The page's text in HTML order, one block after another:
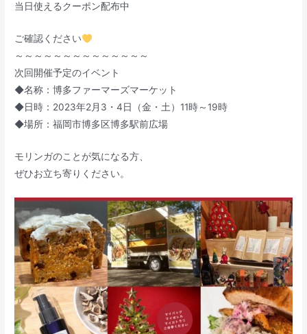
当日使えるクーポン配布中
⁡ご確認ください
～～～～～～～～～～～～～～
次回開催予定のイベント
◆名称：博多ファーマーズマーケット
◆日時：2023年2月3・4日（金・土）11時～19時
◆場所：福岡市博多区博多駅前広場
⁡モリンガのことが気になる方、
ぜひお立ち寄りください。